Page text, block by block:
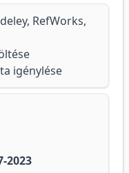
RefWorks,
igénylése
2023